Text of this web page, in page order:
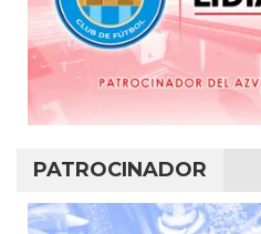
PATROCINADOR